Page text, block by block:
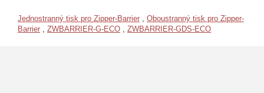
Jednostranný tisk pro Zipper-Barrier , Oboustranný tisk pro Zipper-
Barrier , ZWBARRIER-G-ECO , ZWBARRIER-GDS-ECO